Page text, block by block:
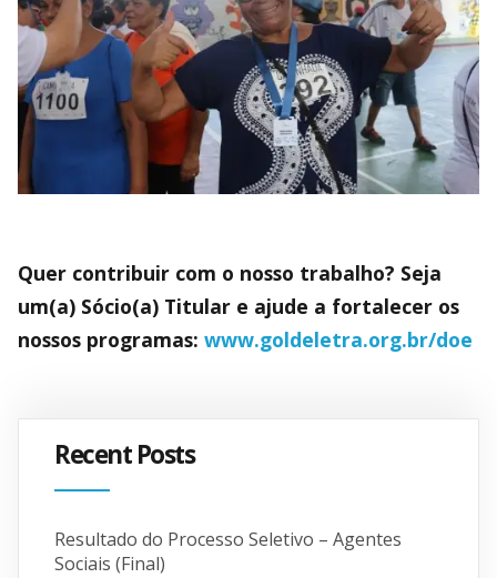
Quer contribuir com o nosso trabalho? Seja
um(a) Sócio(a) Titular e ajude a fortalecer os
nossos programas: www.goldeletra.org.br/doe
Recent Posts
Resultado do Processo Seletivo – Agentes
Sociais (Final)